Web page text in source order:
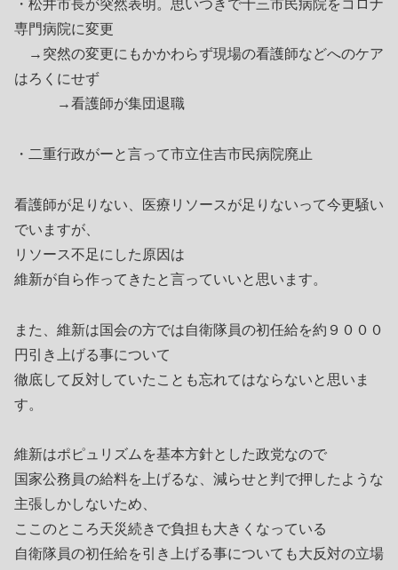
・松井市長が突然表明。思いつきで十三市民病院をコロナ
専門病院に変更
→突然の変更にもかかわらず現場の看護師などへのケア
はろくにせず
→看護師が集団退職
・二重行政がーと言って市立住吉市民病院廃止
看護師が足りない、医療リソースが足りないって今更騒い
でいますが、
リソース不足にした原因は
維新が自ら作ってきたと言っていいと思います。
また、維新は国会の方では自衛隊員の初任給を約９０００
円引き上げる事について
徹底して反対していたことも忘れてはならないと思いま
す。
維新はポピュリズムを基本方針とした政党なので
国家公務員の給料を上げるな、減らせと判で押したような
主張しかしないため、
ここのところ天災続きで負担も大きくなっている
自衛隊員の初任給を引き上げる事についても大反対の立場